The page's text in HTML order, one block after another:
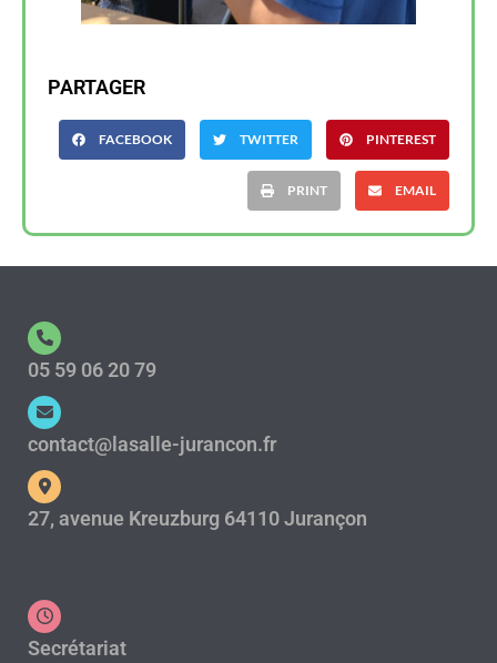
PARTAGER
FACEBOOK TWITTER PINTEREST
PRINT EMAIL
05 59 06 20 79
contact@lasalle-jurancon.fr
27, avenue Kreuzburg 64110 Jurançon
Secrétariat